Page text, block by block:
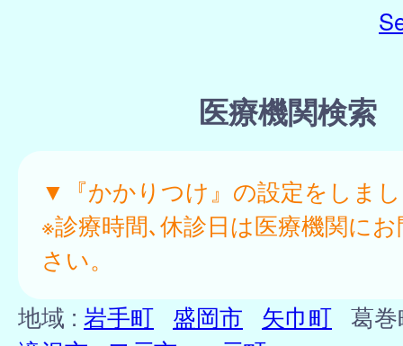
医療機関検索
▼『かかりつけ』の設定をしま
※診療時間､休診日は医療機関に
さい。
地域 : 岩手町 盛岡市 矢巾町 葛